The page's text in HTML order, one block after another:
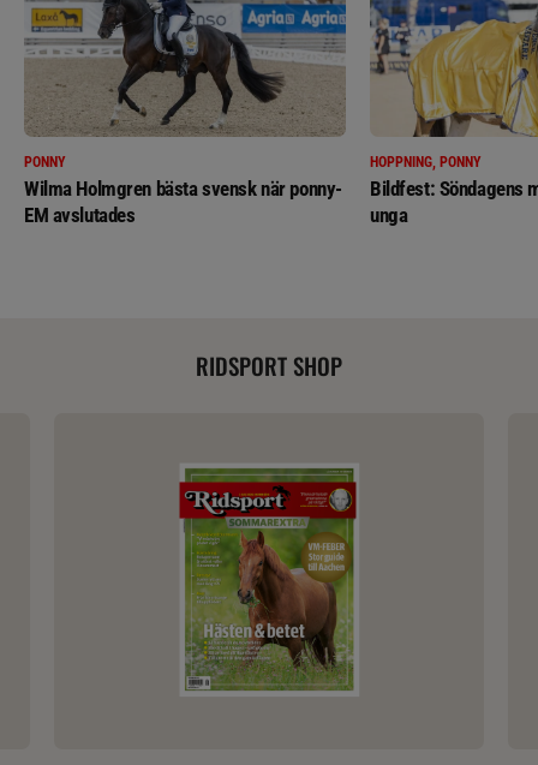
PONNY
Wilma Holmgren bästa svensk när ponny-
EM avslutades
HOPPNING, PONNY
Bildfest: Söndagens
unga
RIDSPORT SHOP